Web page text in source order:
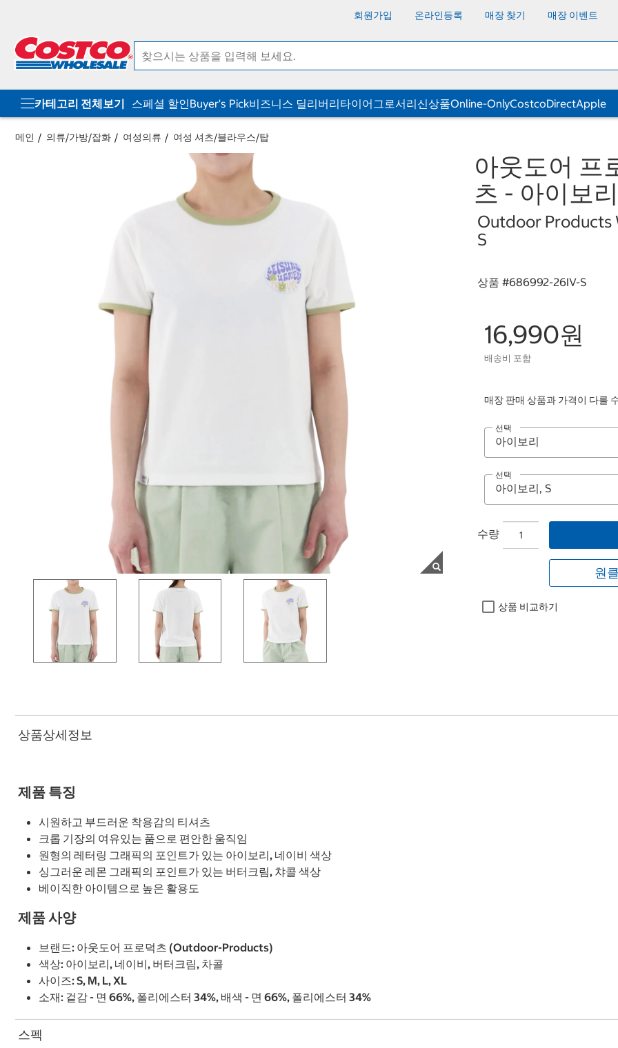
회원가입 온라인등록 매장 찾기 매장 이벤트
카테고리 전체보기 스페셜 할인Buyer's Pick비즈니스 딜리버리타이어그로서리신상품Online-OnlyCostcoDirectApple
메인 의류/가방/잡화 여성의류 여성 셔츠/블라우스/탑
아웃도어 프
츠 - 아이보
Outdoor Products
S
상품 #686992-26IV-S
16,990원
배송비 포함
매장 판매 상품과 가격이 다를
선택
선택
수량
원
상품 비교하기
상품상세정보
제품 특징
시원하고 부드러운 착용감의 티셔츠
크롭 기장의 여유있는 품으로 편안한 움직임
원형의 레터링 그래픽의 포인트가 있는 아이보리, 네이비 색상
싱그러운 레몬 그래픽의 포인트가 있는 버터크림, 챠콜 색상
베이직한 아이템으로 높은 활용도
제품 사양
브랜드: 아웃도어 프로덕츠 (Outdoor-Products)
색상: 아이보리, 네이비, 버터크림, 차콜
사이즈: S, M, L, XL
소재: 겉감 - 면 66%, 폴리에스터 34%, 배색 - 면 66%, 폴리에스터 34%
스펙